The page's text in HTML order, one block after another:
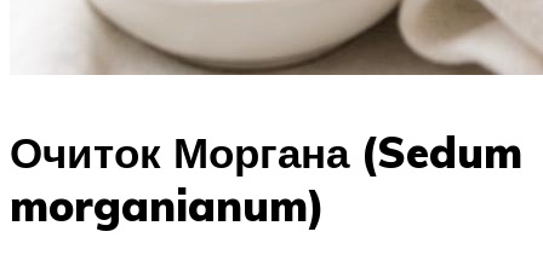
Очиток Моргана (Sedum
morganianum)